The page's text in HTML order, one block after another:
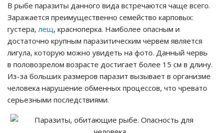
В рыбе паразиты данного вида встречаются чаще всего.
Заражается преимущественно семейство карповых:
густера,лещ, красноперка. Наиболее опасным и
достаточно крупным паразитическим червем является
лигула, которую можно увидеть на фото. Данный червь
в половозрелом возрасте достигает более 15 см в длину.
Из-за больших размеров паразит вызывает в организме
человека нарушение обменных процессов, что чревато
серьезными последствиями.